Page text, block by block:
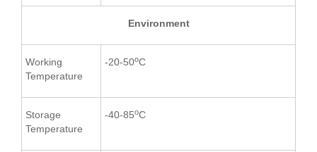
Environment
Working
Temperature
-20-50oC
Storage
Temperature
-40-85oC